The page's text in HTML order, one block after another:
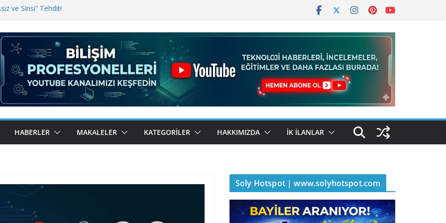
ve Sinsi” Tehdit!
Bugün BulutTahsilat’ta
Kemal Oral Tüm Sorularımızı
HABERLER MAKALELER KATEGORILER HAKKIMIZDA İK İLANLAR
Soly Hotspot | www.solyhotspot.com